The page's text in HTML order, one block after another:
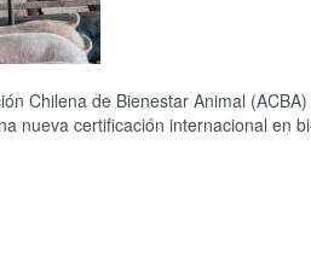
Chilena de Bienestar Animal
nueva certificación internacional en